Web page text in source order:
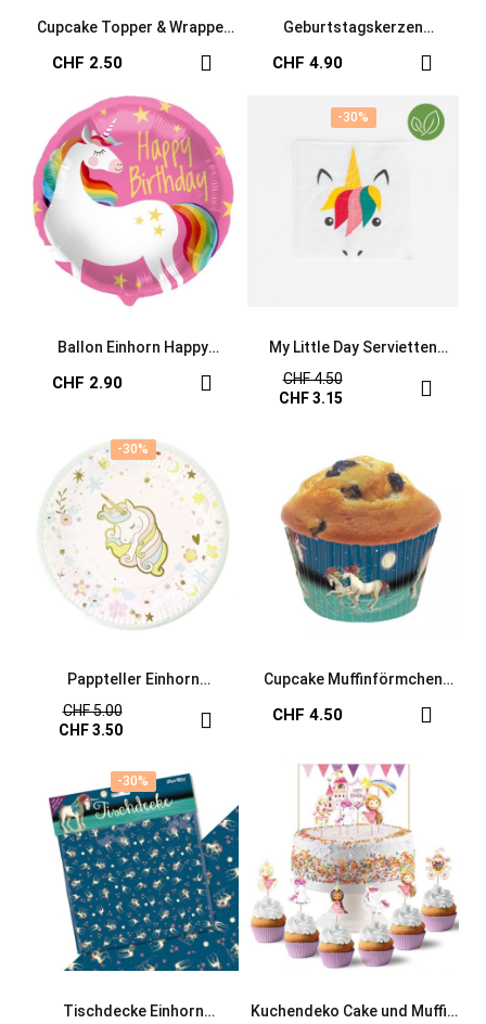
Cupcake Topper & Wrapper
CHF 2.50
Geburtstagskerzen
CHF 4.90
Ballon Einhorn Happy
CHF 2.90
-30%
-30%
My Little Day Servietten
Einhorn
CHF 4.50
CHF 3.15
-30%
-30%
Pappteller Einhorn
Regenbogen
CHF 5.00
CHF 3.50
Cupcake Muffinförmchen
CHF 4.50
-30%
-30%
Tischdecke Einhorn
Kuchendeko Cake und Muffin